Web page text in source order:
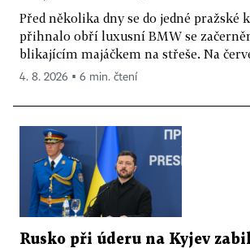
Před několika dny se do jedné pražské
přihnalo obří luxusní BMW se
blikajícím majáčkem na střeše. Na
4. 8. 2026 ▪ 6 min. čtení
Rusko při úderu na Kyjev